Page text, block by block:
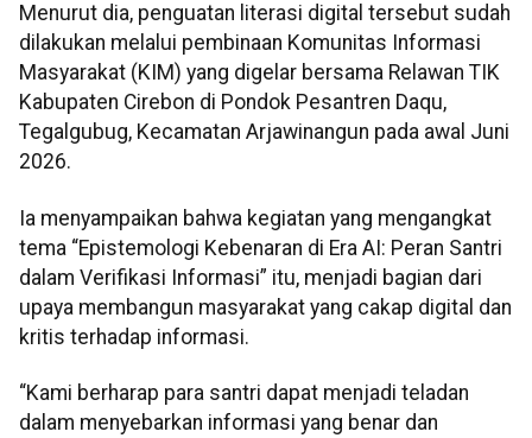
Menurut dia, penguatan literasi digital tersebut sudah
dilakukan melalui pembinaan Komunitas Informasi
Masyarakat (KIM) yang digelar bersama Relawan TIK
Kabupaten Cirebon di Pondok Pesantren Daqu,
Tegalgubug, Kecamatan Arjawinangun pada awal Juni
2026.
Ia menyampaikan bahwa kegiatan yang mengangkat
tema “Epistemologi Kebenaran di Era AI: Peran Santri
dalam Verifikasi Informasi” itu, menjadi bagian dari
upaya membangun masyarakat yang cakap digital dan
kritis terhadap informasi.
“Kami berharap para santri dapat menjadi teladan
dalam menyebarkan informasi yang benar dan